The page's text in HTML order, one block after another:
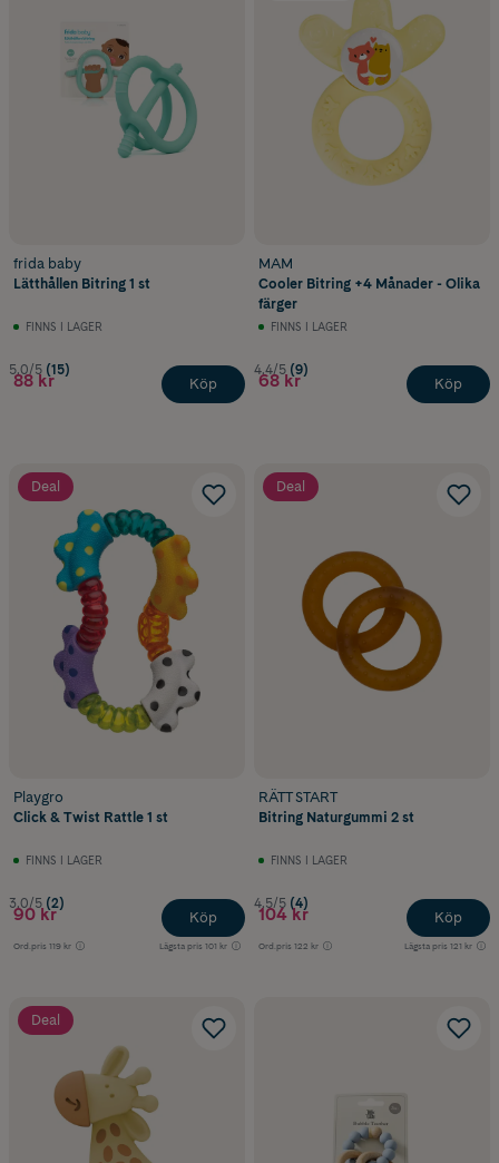
frida baby
Lätthållen Bitring 1 st
FINNS I LAGER
5.0/5 (15)
88 kr Köp
MAM
Cooler Bitring +4 Månader - Olika
färger
FINNS I LAGER
4.4/5 (9)
68 kr Köp
Deal
Playgro
Click & Twist Rattle 1 st
FINNS I LAGER
3.0/5 (2)
90 kr
Ord.pris 119 kr Lägsta pris 101 kr
Köp
Deal
RÄTT START
Bitring Naturgummi 2 st
FINNS I LAGER
4.5/5 (4)
104 kr
Ord.pris 122 kr Lägsta pris 121 kr
Köp
Deal